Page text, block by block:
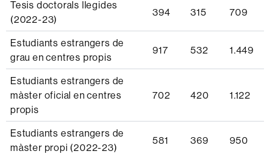
Tesis doctorals llegides
(2022-23)
394 315 709
Estudiants estrangers de
grau en centres propis
917 532 1.449
Estudiants estrangers de
màster oficial en centres
propis
702 420 1.122
Estudiants estrangers de
màster propi (2022-23)
581 369 950